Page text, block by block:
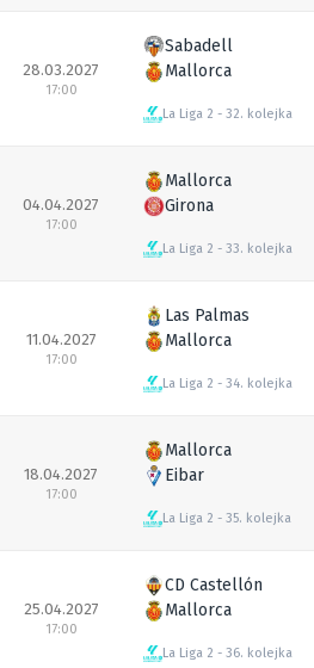
28.03.2027
17:00
Sabadell
Mallorca
La Liga 2 32. kolejka
04.04.2027
17:00
Mallorca
Girona
La Liga 2 33. kolejka
11.04.2027
17:00
Las Palmas
Mallorca
La Liga 2 34. kolejka
18.04.2027
17:00
Mallorca
Eibar
La Liga 2 35. kolejka
25.04.2027
17:00
CD Castellón
Mallorca
La Liga 2 36. kolejka